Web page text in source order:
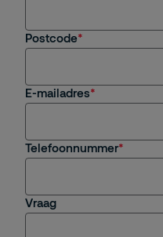
Postcode
E-mailadres
Telefoonnummer
Vraag